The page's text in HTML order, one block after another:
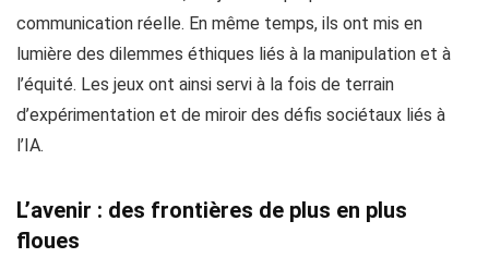
communication réelle. En même temps, ils ont mis en
lumière des dilemmes éthiques liés à la manipulation et à
l’équité. Les jeux ont ainsi servi à la fois de terrain
d’expérimentation et de miroir des défis sociétaux liés à
l’IA.
L’avenir : des frontières de plus en plus
floues